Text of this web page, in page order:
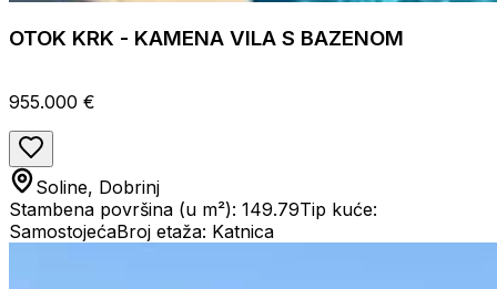
OTOK KRK - KAMENA VILA S BAZENOM
955.000 €
Soline, Dobrinj
Stambena površina (u m²): 149.79Tip kuće:
SamostojećaBroj etaža: Katnica